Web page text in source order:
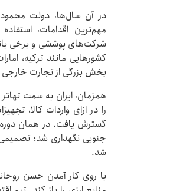
در آن سال‌ها، دولت
مهم‌ترین اقدامات،
شرکت‌های پوششی و برخی
کشورهایی مانند ترکیه،
بخش بزرگی از تجارت خارجی
همزمان، ایران به سمت
را در ازای واردات کالا،
گسترش یافت. در همان
جنوبی نگهداری شد؛
شد.
با روی کار آمدن حسن